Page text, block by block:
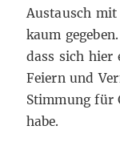
Austausch mit
kaum
dass sich hier
Feiern und
Stimmung für
habe.